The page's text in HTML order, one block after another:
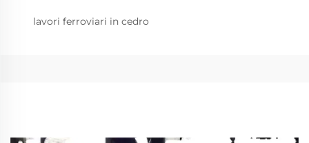
lavori ferroviari in cedro